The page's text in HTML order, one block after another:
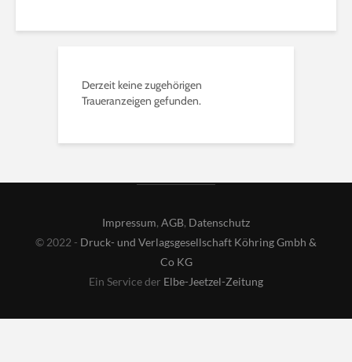
Derzeit keine zugehörigen
Traueranzeigen gefunden.
Impressum, AGB, Datenschutz
© 2022 - Druck- und Verlagsgesellschaft Köhring Gmbh &
Co KG
Ein Service der Elbe-Jeetzel-Zeitung